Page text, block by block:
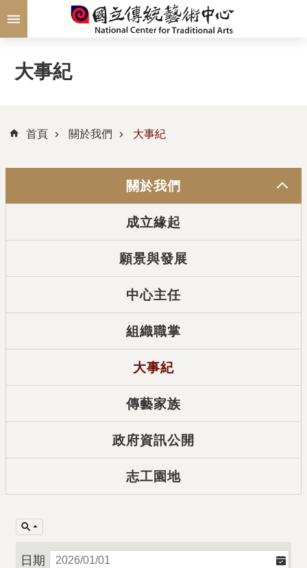
跳到主要內容區塊
大事紀
首頁 關於我們 大事紀
關於我們
成立緣起
願景與發展
中心主任
組織職掌
大事紀
傳藝家族
政府資訊公開
志工園地
日期